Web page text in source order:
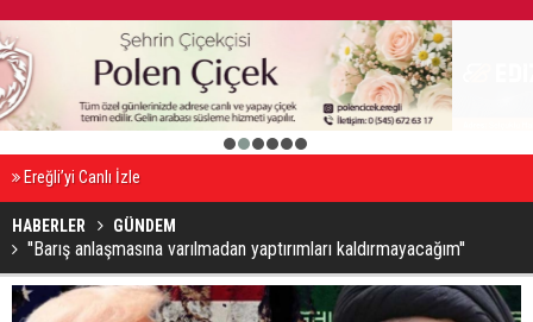
2 3 4 5 6
Ereğli’yi Canlı İzle
HABERLER GÜNDEM
''Barış anlaşmasına varılmadan yaptırımları kaldırmayacağım''